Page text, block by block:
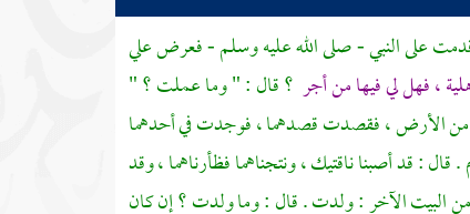
على النبي - صلى الله عليه وسلم - فعرض علي
، فهل لي فيها من أجر ؟ قال : " وما عملت ؟ "
من الأرض ، فقصدت قصدهما ، فوجدت في أحدهما
. قال : قد أصبنا ناقتيك ، ونتجناهما فظأرناهما ، وقد
من البيت الآخر : ولدت . قال : وما ولدت ؟ إن كان